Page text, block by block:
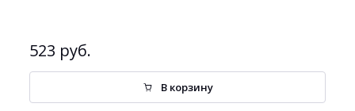
523 руб.
В корзину